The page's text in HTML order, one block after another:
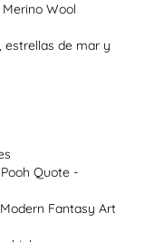
Wool
estrellas de mar y
Quote -
Fantasy Art